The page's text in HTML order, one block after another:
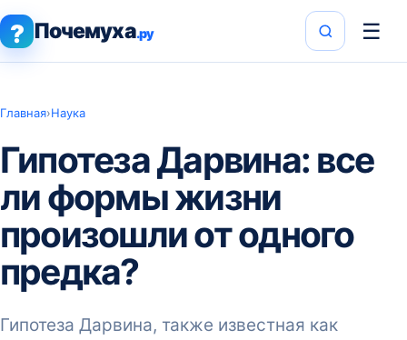
? Почемуха.ру ☰
Главная›Наука
Гипотеза Дарвина: все
ли формы жизни
произошли от одного
предка?
Гипотеза Дарвина, также известная как